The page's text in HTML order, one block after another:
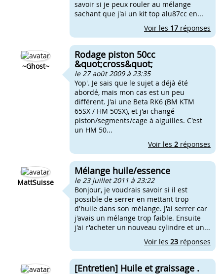
savoir si je peux rouler au mélange
sachant que j'ai un kit top alu87cc en...
Voir les 17 réponses
~Ghost~
Rodage piston 50cc
&quot;cross&quot;
le 27 août 2009 à 23:35
Yop'. Je sais que le sujet a déjà été
abordé, mais mon cas est un peu
différent. J'ai une Beta RK6 (BM KTM
65SX / HM 50SX), et j'ai changé
piston/segments/cage à aiguilles. C'est
un HM 50...
Voir les 2 réponses
MattSuisse
Mélange huile/essence
le 23 juillet 2011 à 23:22
Bonjour, je voudrais savoir si il est
possible de serrer en mettant trop
d'huile dans son mélange. J'ai serrer car
j'avais un mélange trop faible. Ensuite
j'ai r'acheter un nouveau cylindre et un...
Voir les 23 réponses
[Entretien] Huile et graissage .